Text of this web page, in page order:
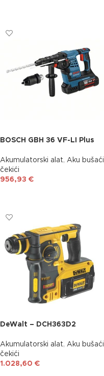
BOSCH GBH 36 VF-LI Plus
Akumulatorski alat, Aku bušaći
čekići
956,93 €
DeWalt – DCH363D2
Akumulatorski alat, Aku bušaći
čekići
1.028,60 €